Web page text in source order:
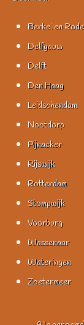
Berkel en
Delfgauw
Delft
Den Haag
Leidschendam
Nootdorp
Pijnacker
Rijswijk
Rotterdam
Stompwijk
Voorburg
Wassenaar
Wateringen
Zoetermeer